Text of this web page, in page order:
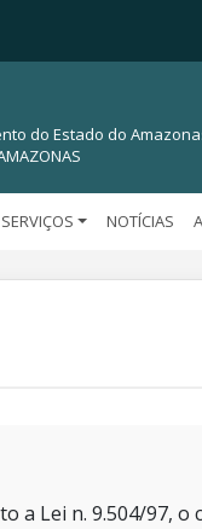
do Estado do
SERVIÇOS NOTÍCIAS
a Lei n. 9.504/97,